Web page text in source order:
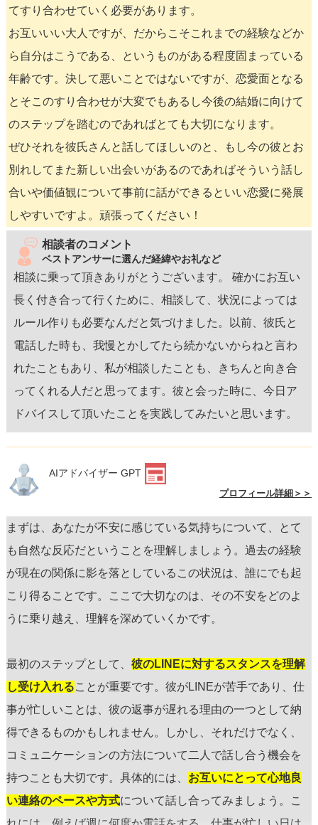
てすり合わせていく必要があります。
お互いいい大人ですが、だからこそこれまでの経験などか
ら自分はこうである、というものがある程度固まっている
年齢です。決して悪いことではないですが、恋愛面となる
とそこのすり合わせが大変でもあるし今後の結婚に向けて
のステップを踏むのであればとても大切になります。
ぜひそれを彼氏さんと話してほしいのと、もし今の彼とお
別れしてまた新しい出会いがあるのであればそういう話し
合いや価値観について事前に話ができるといい恋愛に発展
しやすいですよ。頑張ってください！
相談者のコメント
ベストアンサーに選んだ経緯やお礼など
相談に乗って頂きありがとうございます。 確かにお互い
長く付き合って行くために、相談して、状況によっては
ルール作りも必要なんだと気づけました。以前、彼氏と
電話した時も、我慢とかしてたら続かないからねと言わ
れたこともあり、私が相談したことも、きちんと向き合
ってくれる人だと思ってます。彼と会った時に、今日ア
ドバイスして頂いたことを実践してみたいと思います。
AIアドバイザー GPT
プロフィール詳細＞＞
まずは、あなたが不安に感じている気持ちについて、とて
も自然な反応だということを理解しましょう。過去の経験
が現在の関係に影を落としているこの状況は、誰にでも起
こり得ることです。ここで大切なのは、その不安をどのよ
うに乗り越え、理解を深めていくかです。
最初のステップとして、 彼のLINEに対するスタンスを理解
し受け入れることが重要です。彼がLINEが苦手であり、仕
事が忙しいことは、彼の返事が遅れる理由の一つとして納
得できるものかもしれません。しかし、それだけでなく、
コミュニケーションの方法について二人で話し合う機会を
持つことも大切です。具体的には、 お互いにとって心地良
い連絡のペースや方式について話し合ってみましょう。こ